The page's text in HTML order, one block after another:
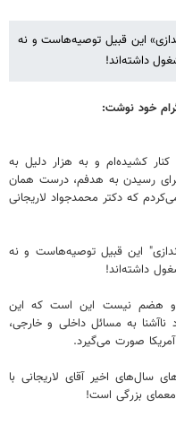
این قبیل توصیه‌هاست و نه
داشته‌اند!
خود نوشت:
کشیده‌ام و به هزار دلیل به
برای رسیدن به هدفم، درست همان
که دکتر محمدجواد لاریجانی
این قبیل توصیه‌هاست و نه
داشته‌اند!
و هضم نیست این است که این
به مسائل داخلی و خارجی،
صورت می‌گیرد.
سال‌های اخیر آقای لاریجانی با
بزرگی است!